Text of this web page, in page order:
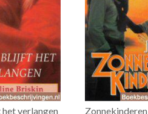
verlangen Zonnekinderen